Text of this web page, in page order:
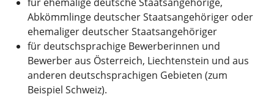
Abkömmlinge deutscher Staatsangehöriger oder
ehemaliger deutscher Staatsangehöriger
für deutschsprachige Bewerberinnen und
Bewerber aus Österreich, Liechtenstein und aus
anderen deutschsprachigen Gebieten (zum
Beispiel Schweiz).